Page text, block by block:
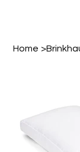
Home >